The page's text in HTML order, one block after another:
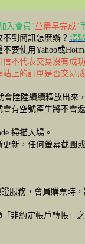
入會員 "並盡早完成"
到簡訊怎麼辦？ 請
使用Yahoo或
不代表交易沒有
上的訂單是否交易
陸陸續續釋放出來
有空號產生將不
掃描入場。
新，任何螢幕截圖
務，會員購票時
非約定帳戶轉帳